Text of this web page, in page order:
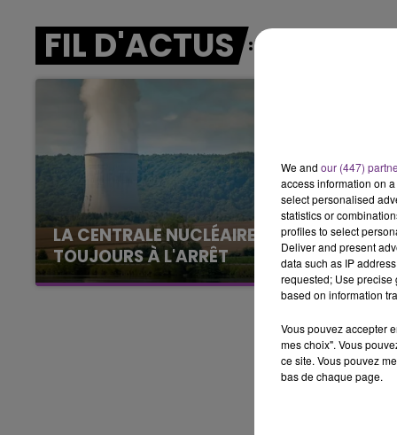
14h00 - 15h00
LA RADIO POP
FIL D'ACTUS
LA CENTRALE NUCLÉAIRE DE CHOOZ
TOUJOURS À L'ARRÊT
Cela fait déjà une semaine que la centrale
nucléaire ardennaise est à l'arrêt. Une situation
justifiée par la sécheresse intense qui est
We and our (447)
access information on
select personalised
statistics or
profiles to select
Deliver and present
data such as IP
requested; Use precise
based on information
Vous pouvez accepter
mes choix". Vous
ce site. Vous pouvez
bas de chaque page.